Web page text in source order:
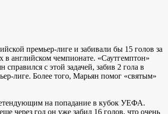
премьер-лиге и забивали бы 15 голов за
английском чемпионате. «Саутгемптон»
с этой задачей, забив 2 гола в
лиге. Более того, Марьян помог «святым»
на попадание в кубок УЕФА.
через год он уже забил 16 голов, что очень